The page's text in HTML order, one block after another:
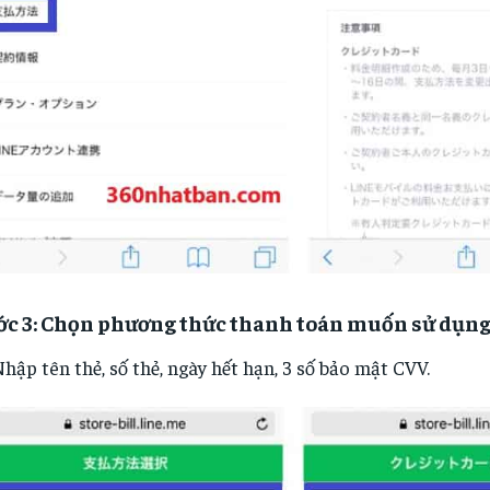
3: Chọn phương thức thanh toán muốn sử
tên thẻ, số thẻ, ngày hết hạn, 3 số bảo mật CVV.